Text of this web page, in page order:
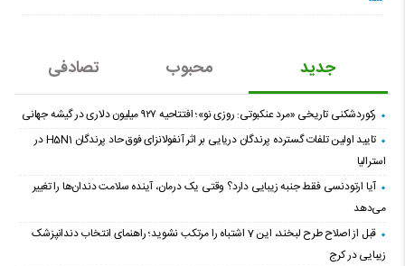
جدید محبوب تصادفی
رکوردشکنی تاریخی «مرد عنکبوتی: روزی نو»؛ افتتاحیه ۹۲۷ میلیون دلاری در گیشه جهانی
تایید اولین تلفات گسترده پرندگان دریایی بر اثر آنفولانزای فوق حاد پرندگان H5N1 در
استرالیا
آیا ارتودنسی فقط جنبه زیبایی دارد؟ وقتی یک درمان، آینده سلامت دندان‌ها را تغییر
می‌دهد
قبل از اصلاح طرح لبخند، این 7 اشتباه را مرتکب نشوید؛ راهنمای انتخاب دندانپزشک
زیبایی در کرج